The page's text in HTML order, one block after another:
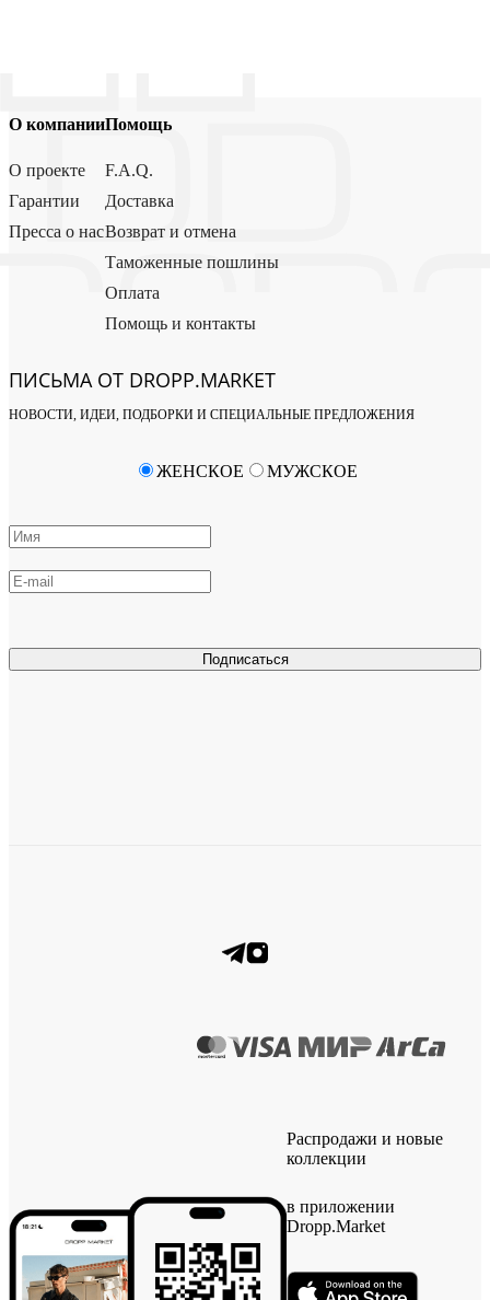
О компании
О проекте
Гарантии
Пресса о нас
Помощь
F.A.Q.
Доставка
Возврат и отмена
Таможенные пошлины
Оплата
Помощь и контакты
ПИСЬМА ОТ DROPP.MARKET
НОВОСТИ, ИДЕИ, ПОДБОРКИ И СПЕЦИАЛЬНЫЕ ПРЕДЛОЖЕНИЯ
Подписаться
ЖЕНСКОЕ МУЖСКОЕ
Распродажи и новые
коллекции
в приложении
Dropp.Market